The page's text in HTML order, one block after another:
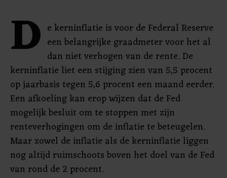
D e kerninflatie is voor de Federal Reserve
een belangrijke graadmeter voor het al
dan niet verhogen van de rente. De
kerninflatie liet een stijging zien van 5,5 procent
op jaarbasis tegen 5,6 procent een maand eerder.
Een afkoeling kan erop wijzen dat de Fed
mogelijk besluit om te stoppen met zijn
renteverhogingen om de inflatie te beteugelen.
Maar zowel de inflatie als de kerninflatie liggen
nog altijd ruimschoots boven het doel van de Fed
van rond de 2 procent.